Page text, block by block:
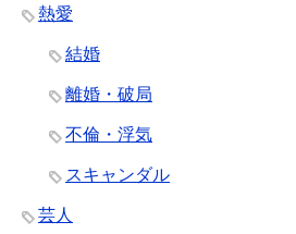
熱愛
結婚
離婚・破局
不倫・浮気
スキャンダル
芸人